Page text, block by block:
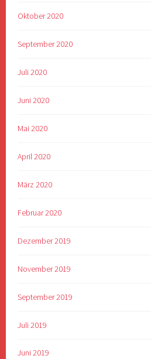
Oktober 2020
September 2020
Juli 2020
Juni 2020
Mai 2020
April 2020
März 2020
Februar 2020
Dezember 2019
November 2019
September 2019
Juli 2019
Juni 2019